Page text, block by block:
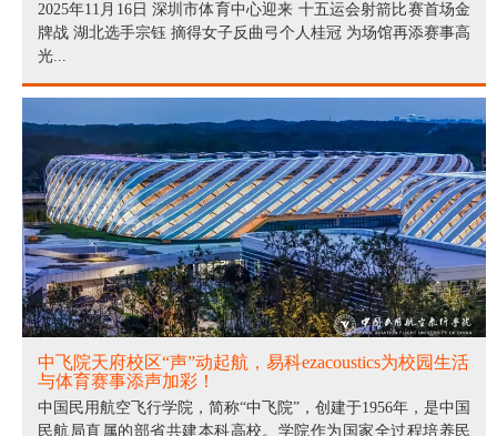
2025年11月16日 深圳市体育中心迎来 十五运会射箭比赛首场金
牌战 湖北选手宗钰 摘得女子反曲弓个人桂冠 为场馆再添赛事高
光...
中飞院天府校区“声”动起航，易科ezacoustics为校园生活
与体育赛事添声加彩！
中国民用航空飞行学院，简称“中飞院”，创建于1956年，是中国
民航局直属的部省共建本科高校。学院作为国家全过程培养民